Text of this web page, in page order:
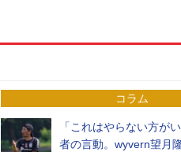
コラム
「これはやらない方が
者の言動。wyvern望月